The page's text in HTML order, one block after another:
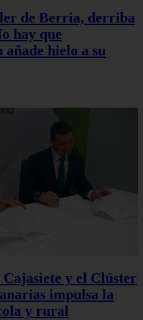
de Berria, derriba
hay que
hielo a su
y el Clúster
impulsa la
y rural